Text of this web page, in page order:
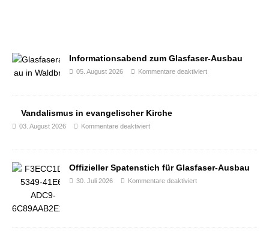
Informationsabend zum Glasfaser-Ausbau
05. August 2026 Kommentare deaktiviert
Vandalismus in evangelischer Kirche
03. August 2026 Kommentare deaktiviert
Offizieller Spatenstich für Glasfaser-Ausbau
30. Juli 2026 Kommentare deaktiviert